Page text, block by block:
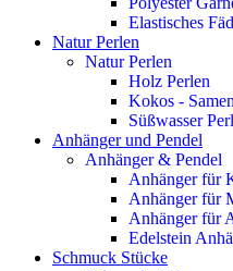
Elastisches
Natur Perlen
Natur Perlen
Holz Perlen
Kokos -
Süßwasser
Anhänger und Pendel
Anhänger & Pendel
Anhänger für
Anhänger für
Anhänger für
Edelstein
Schmuck Stücke